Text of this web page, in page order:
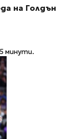
на Голдън
минути.